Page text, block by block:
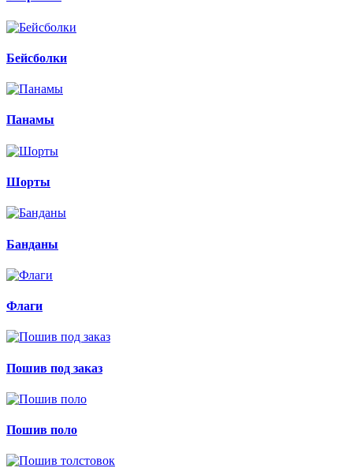
Бейсболки
Панамы
Шорты
Банданы
Флаги
Пошив под заказ
Пошив поло